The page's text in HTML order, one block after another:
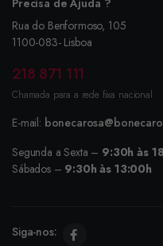
Precisa de Ajuda ?
Rua do Benformoso, 105
1100-083- Lisboa
218 871 111
Chamada para a rede fixa nacional
E-mail:
Segunda a Sexta – 9:30h às
Sábados – 9:30h às 13:00h
Siga-nos: